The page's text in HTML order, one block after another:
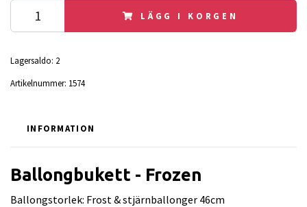
LÄGG I KORGEN
Lagersaldo: 2
Artikelnummer: 1574
INFORMATION
Ballongbukett - Frozen
Ballongstorlek: Frost & stjärnballonger 46cm